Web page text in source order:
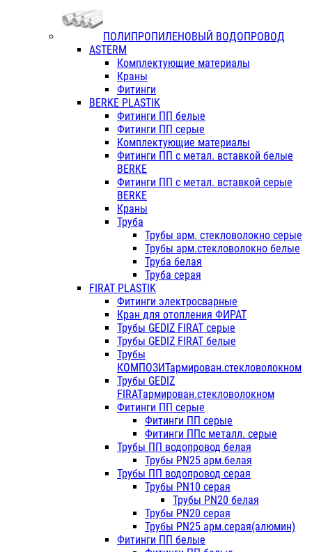
ПОЛИПРОПИЛЕНОВЫЙ ВОДОПРОВОД
ASTERM
Комплектующие материалы
Краны
Фитинги
BERKE PLASTIK
Фитинги ПП белые
Фитинги ПП серые
Комплектующие материалы
Фитинги ПП с метал. вставкой белые
BERKE
Фитинги ПП с метал. вставкой серые
BERKE
Краны
Труба
Трубы арм. стекловолокно серые
Трубы арм.стекловолокно белые
Труба белая
Труба серая
FIRAT PLASTIK
Фитинги электросварные
Кран для отопления ФИРАТ
Трубы GEDIZ FIRAT серые
Трубы GEDIZ FIRAT белые
Трубы
КОМПОЗИТармирован.стекловолокном
Трубы GEDIZ
FIRATармирован.стекловолокном
Фитинги ПП серые
Фитинги ПП серые
Фитинги ППс металл. серые
Трубы ПП водопровод белая
Трубы PN25 арм.белая
Трубы ПП водопровод серая
Трубы PN10 серая
Трубы PN20 белая
Трубы PN20 серая
Трубы PN25 арм.серая(алюмин)
Фитинги ПП белые